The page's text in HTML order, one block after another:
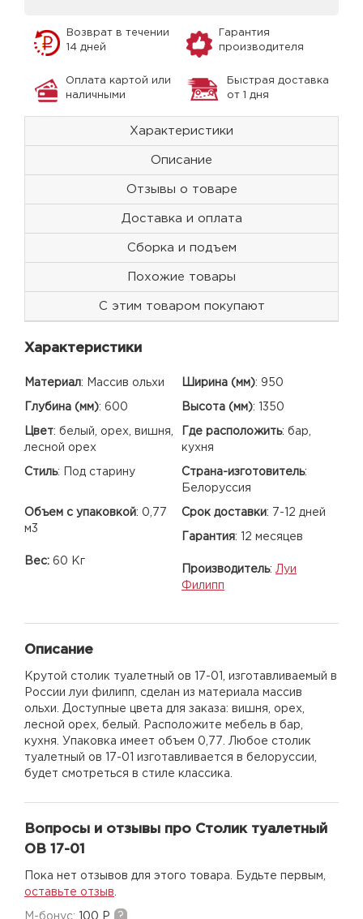
Возврат в течении
14 дней
Гарантия
производителя
Оплата картой или
наличными
Быстрая доставка
от 1 дня
Характеристики
Описание
Отзывы о товаре
Доставка и оплата
Сборка и подъем
Похожие товары
С этим товаром покупают
Характеристики
Материал: Массив ольхи Ширина (мм): 950
Глубина (мм): 600 Высота (мм): 1350
Цвет: белый, орех, вишня,
лесной орех
Где расположить: бар,
кухня
Стиль: Под старину Страна-изготовитель:
Белоруссия
Объем с упаковкой: 0,77
м3
Срок доставки: 7-12 дней
Гарантия: 12 месяцев
Вес: 60 Кг
Производитель: Луи
Филипп
Описание
Крутой столик туалетный ов 17-01, изготавливаемый в
России луи филипп, сделан из материала массив
ольхи. Доступные цвета для заказа: вишня, орех,
лесной орех, белый. Расположите мебель в бар,
кухня. Упаковка имеет объем 0,77. Любое столик
туалетный ов 17-01 изготавливается в белоруссии,
будет смотреться в стиле классика.
Вопросы и отзывы про Столик туалетный
ОВ 17-01
Пока нет отзывов для этого товара. Будьте первым,
оставьте отзыв
M-бонус: 100 Р ?